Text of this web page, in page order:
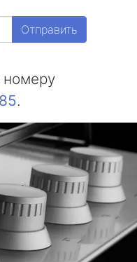
Отправить
номеру
.